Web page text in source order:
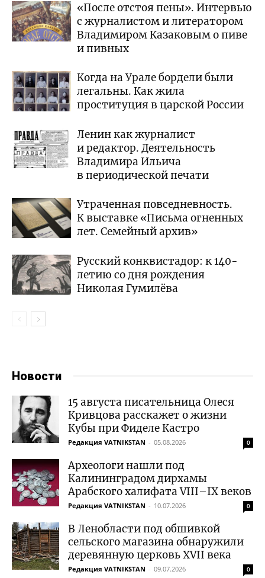
«После отстоя пены». Интервью
с журналистом и литератором
Владимиром Казаковым о пиве
и пивных
Когда на Урале бордели были
легальны. Как жила
проституция в царской России
Ленин как журналист
и редактор. Деятельность
Владимира Ильича
в периодической печати
Утраченная повседневность.
К выставке «Письма огненных
лет. Семейный архив»
Русский конквистадор: к 140-
летию со дня рождения
Николая Гумилёва
Новости
15 августа писательница Олеся
Кривцова расскажет о жизни
Кубы при Фиделе Кастро
Редакция VATNIKSTAN - 05.08.2026 0
Археологи нашли под
Калининградом дирхамы
Арабского халифата VIII–IX веков
Редакция VATNIKSTAN - 10.07.2026 0
В Ленобласти под обшивкой
сельского магазина обнаружили
деревянную церковь XVII века
Редакция VATNIKSTAN - 09.07.2026 0